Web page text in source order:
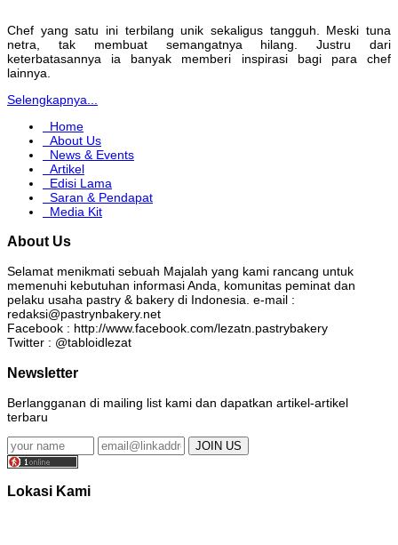
Chef yang satu ini terbilang unik sekaligus tangguh. Meski tuna
netra, tak membuat semangatnya hilang. Justru dari
keterbatasannya ia banyak memberi inspirasi bagi para chef
lainnya.
Selengkapnya...
Home
About Us
News & Events
Artikel
Edisi Lama
Saran & Pendapat
Media Kit
About Us
Selamat menikmati sebuah Majalah yang kami rancang untuk
memenuhi kebutuhan informasi Anda, komunitas peminat dan
pelaku usaha pastry & bakery di Indonesia. e-mail :
redaksi@pastrynbakery.net
Facebook : http://www.facebook.com/lezatn.pastrybakery
Twitter : @tabloidlezat
Newsletter
Berlangganan di mailing list kami dan dapatkan artikel-artikel
terbaru
Lokasi Kami